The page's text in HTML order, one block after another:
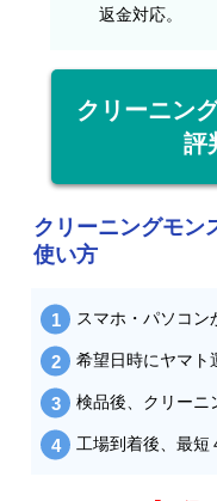
返金対応。
クリーニン
評
クリーニングモン
使い方
スマホ・パソコン
希望日時にヤマト
検品後、クリーニ
工場到着後、最短